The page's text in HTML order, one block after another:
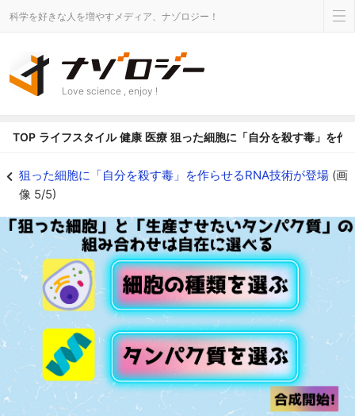
科学を好きな人を増やすメディア、ナゾロジー！
Love science , enjoy !
TOP ライフスタイル 健康 医療 狙った細胞に「自分を殺す毒」を作
狙った細胞に「自分を殺す毒」を作らせるRNA技術が登場 (画
像 5/5)